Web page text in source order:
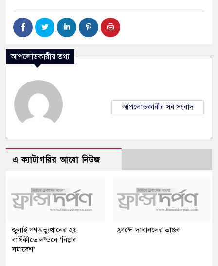
আপলোডকারীর তথ্য
আপলোডকারীর সব সংবাদ
এ ক্যাটাগরির আরো নিউজ
জুলাই গণঅভ্যুত্থানের ২য়
বার্ষিকীতে লন্ডনে ‘বিপ্লব
সমাবেশ’
ফ্রান্সে দাবানলের তাণ্ডব